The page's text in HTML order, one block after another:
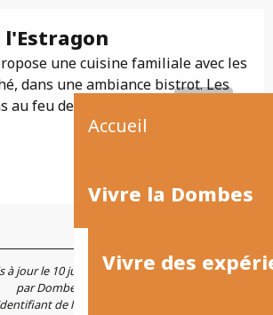
Accueil
Vivre la Dombes
Vivre des
une cuisine familiale avec les
dans une ambiance bistrot. Les
au feu de bois / grenouilles / fois
à jour le 10 juillet 2026 à 22:47
par Dombes Tourisme
de l'offre :